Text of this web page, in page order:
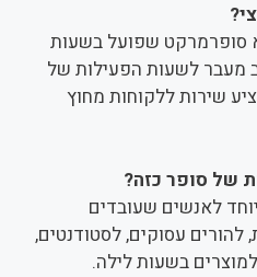
סופרמרקט שפועל בשעות
מעבר לשעות הפעילות של
שירות ללקוחות מחוץ
של סופר כזה?
לאנשים שעובדים
עסוקים, לסטודנטים,
בשעות לילה.